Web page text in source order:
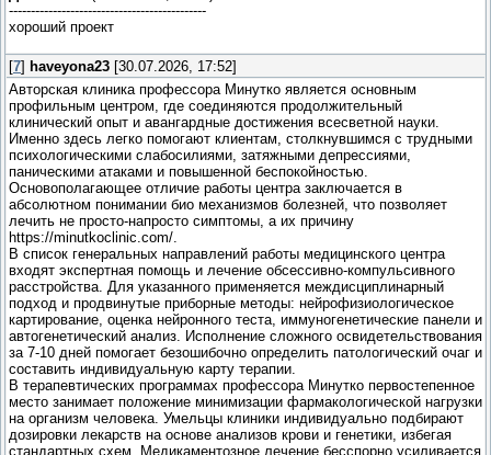
---------------------------------------------
хороший проект
[7] haveyona23 [30.07.2026, 17:52]
Авторская клиника профессора Минутко является основным
профильным центром, где соединяются продолжительный
клинический опыт и авангардные достижения всесветной науки.
Именно здесь легко помогают клиентам, столкнувшимся с трудными
психологическими слабосилиями, затяжными депрессиями,
паническими атаками и повышенной беспокойностью.
Основополагающее отличие работы центра заключается в
абсолютном понимании био механизмов болезней, что позволяет
лечить не просто-напросто симптомы, а их причину
https://minutkoclinic.com/.
В список генеральных направлений работы медицинского центра
входят экспертная помощь и лечение обсессивно-компульсивного
расстройства. Для указанного применяется междисциплинарный
подход и продвинутые приборные методы: нейрофизиологическое
картирование, оценка нейронного теста, иммуногенетические панели и
автогенетический анализ. Исполнение сложного освидетельствования
за 7-10 дней помогает безошибочно определить патологический очаг и
составить индивидуальную карту терапии.
В терапевтических программах профессора Минутко первостепенное
место занимает положение минимизации фармакологической нагрузки
на организм человека. Умельцы клиники индивидуально подбирают
дозировки лекарств на основе анализов крови и генетики, избегая
стандартных схем. Медикаментозное лечение бесспорно усиливается